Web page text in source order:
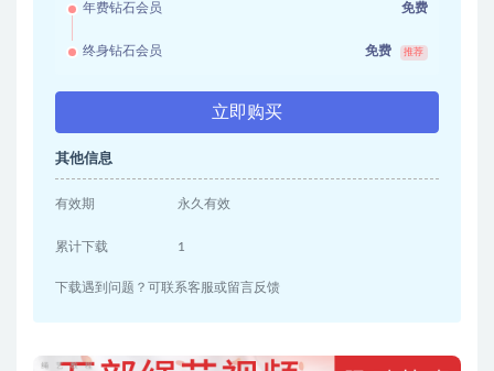
年费钻石会员 免费
终身钻石会员 免费 推荐
立即购买
其他信息
有效期 永久有效
累计下载 1
下载遇到问题？可联系客服或留言反馈